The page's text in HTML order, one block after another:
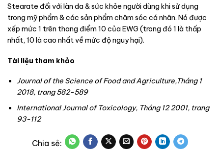
Stearate đối với làn da & sức khỏe người dùng khi sử dụng
trong mỹ phẩm & các sản phẩm chăm sóc cá nhân. Nó được
xếp mức 1 trên thang điểm 10 của EWG (trong đó 1 là thấp
nhất, 10 là cao nhất về mức độ nguy hại).
Tài liệu tham khảo
Journal of the Science of Food and Agriculture,Tháng 1
2018, trang 582-589
International Journal of Toxicology, Tháng 12 2001, trang
93-112